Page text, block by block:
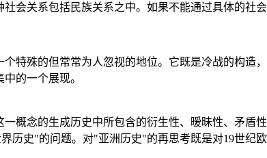
会关系包括民族关系之中。如果不能通过具体的社
特殊的但常常为人忽视的地位。它既是冷战的构造
的一个展现。
概念的生成历史中所包含的衍生性、暧昧性、矛盾
历史"的问题。对"亚洲历史"的再思考既是对19世纪